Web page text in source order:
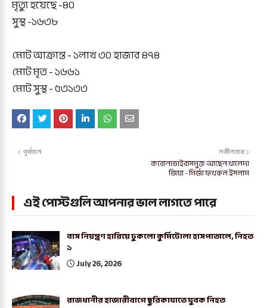
মৃত্যু হয়েছে -৪০
সুস্থ -১৬৩৮
মোট আক্রান্ত - ১লাখ ৩০ হাজার ৪৭৪
মোট মৃত - ১৬৬১
মোট সুস্থ - ৫৩১৩৩
নবীনতর
করোনাভাইরাসমুক্ত আছেন খালেদা
জিয়া - মির্জা ফখরুল ইসলাম
পূর্বতন
এই পোস্টগুলি আপনার ভাল লাগতে পারে
বাস নিয়ন্ত্রণ হারিয়ে ঢুকলো কুর্মিটোলা হাসপাতালে, নিহত
১
July 26, 2026
রাজধানীর হাজারীবাগে ছুরিকাঘাতে যুবক নিহত